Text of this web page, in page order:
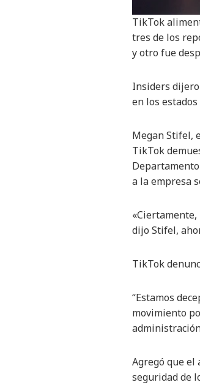
TikTok
tres de los
y otro fue
Insiders
en los estados
Megan Stifel,
TikTok
a la empresa
dijo Stifel,
TikTok
“Estamos
movimiento
Agregó que el
seguridad de